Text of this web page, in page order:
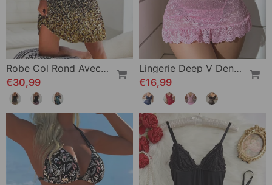
Robe Col Rond Avec Empiècement Imprimé En Mesh
€30,99
Lingerie Deep V Dentelle Robe
€16,99